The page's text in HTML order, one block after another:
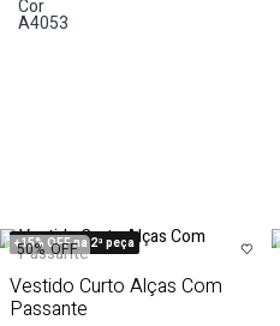
+15% OFF na 2ª peça
50% OFF
Vestido Curto Alças Com
Passante